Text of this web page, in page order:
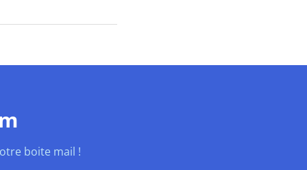
boite mail !